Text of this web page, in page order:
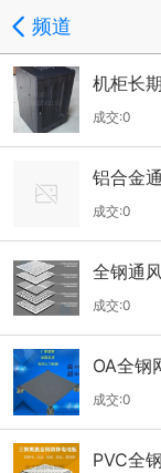
频道
机柜长
成交:0
铝合金
成交:0
全钢通
成交:0
OA全钢
成交:0
PVC全